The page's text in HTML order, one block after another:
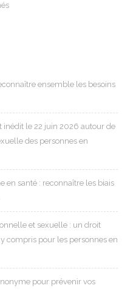
ensemble les besoins
inédit le 22 juin 2026 autour de
des personnes en
en santé : reconnaître les biais
et sexuelle : un droit
compris pour les personnes en
pour prévenir vos